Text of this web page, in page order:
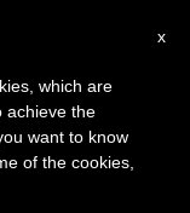
×
la pausa
de verano
el
x
which are
achieve the
want to know
of the cookies,